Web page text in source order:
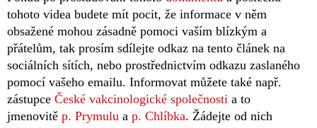
tohoto videa budete mít pocit, že informace v něm
obsažené mohou zásadně pomoci vaším blízkým a
přátelům, tak prosím sdílejte odkaz na tento článek na
sociálních sítích, nebo prostřednictvím odkazu zaslaného
pomocí vašeho emailu. Informovat můžete také např.
zástupce České vakcinologické společnosti a to
jmenovitě p. Prymulu a p. Chlíbka. Žádejte od nich